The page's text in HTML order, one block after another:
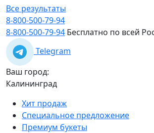
Все результаты
8-800-500-79-94
8-800-500-79-94 Бесплатно по всей
Telegram
Ваш город:
Калининград
Хит продаж
Специальное предложение
Премиум букеты